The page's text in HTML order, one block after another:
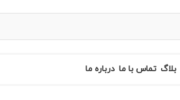
بلاگ تماس با ما درباره ما